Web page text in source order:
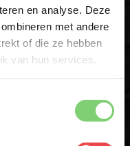
en analyse. Deze
met andere
of die ze hebben
van hun services.
en ontvang direct
ontvang direct jouw